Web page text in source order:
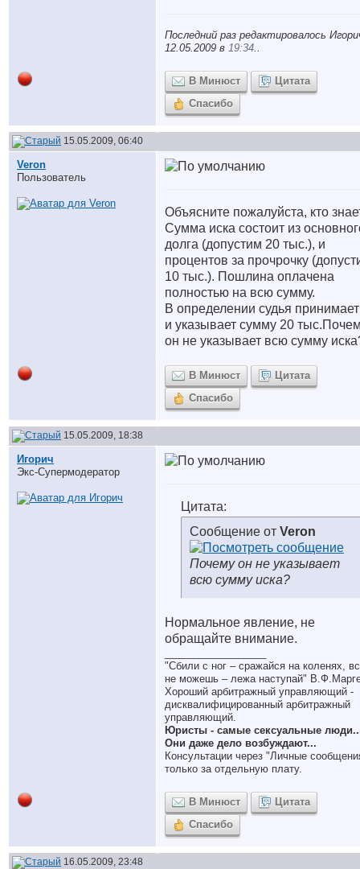
Последний раз редактировалось
12.05.2009 в 19:34..
В Минюст
Цитата
Спасибо
15.05.2009, 06:40
Veron
Пользователь
Объясните пожалуйста, кто
Сумма иска состоит из
долга (допустим 20 тыс.), и
процентов за прочрочку
10 тыс.). Пошлина оплачена
полностью на всю сумму.
В определении судья принимает
и указывает сумму 20
он не указывает всю сумму
В Минюст
Цитата
Спасибо
15.05.2009, 18:38
Игорич
Экс-Супермодератор
Цитата:
Сообщение от Veron
Почему он не указывает
всю сумму иска?
Нормальное явление, не
обращайте внимание.
"Сбили с ног – сражайся на коленях,
не можешь – лежа наступай"
Хороший арбитражный управляющий -
дисквалифицированный арбитражный
управляющий.
Юристы - самые сексуальные
Они даже дело возбуждают...
Консультации через "Личные
только за отдельную плату.
В Минюст
Цитата
Спасибо
16.05.2009, 23:48